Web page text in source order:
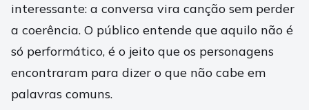
interessante: a conversa vira canção sem perder
a coerência. O público entende que aquilo não é
só performático, é o jeito que os personagens
encontraram para dizer o que não cabe em
palavras comuns.